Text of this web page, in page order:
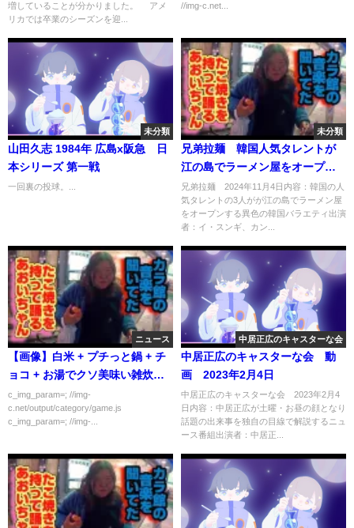
増していることが分かりました。 アメ
リカでは卒業のシーズンを迎...
//img-c.net...
未分類
山田久志 1984年 広島x阪急 日
本シリーズ 第一戦
一回裏の投球。...
未分類
兄弟拉麺 韓国人気タレントが
江の島でラーメン屋をオープン
するバラエティ 11月4日
兄弟拉麺 2024年11月4日内容：韓国の人
気タレントの3人がが江の島でラーメン屋
をオープンする異色の韓国バラエティ出演
者：イ・スンギ、カン...
ニュース
【画像】白米 + プチっと鍋 + チ
ョコ + お湯でクソ美味い雑炊が
作れるぞ
c_img_param=; //img-
c.net/output/category/game.js
c_img_param=; //img-...
中居正広のキャスターな会
中居正広のキャスターな会 動
画 2023年2月4日
中居正広のキャスターな会 2023年2月4
日内容：中居正広が土曜・お昼の顔となり
話題の出来事を独自の目線で解説するニュ
ース番組出演者：中居正...